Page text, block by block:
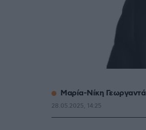
Μαρία-Νίκη Γεωργαντά
28.05.2025, 14:25